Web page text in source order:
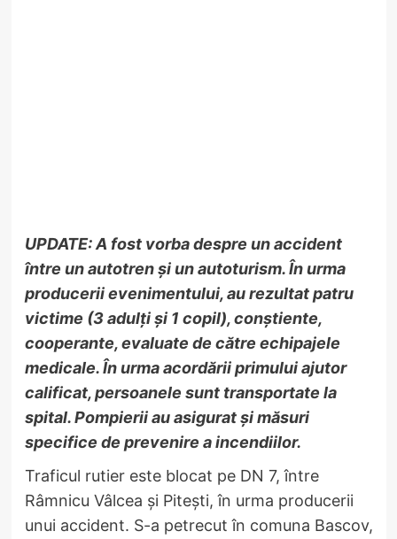
UPDATE: A fost vorba despre un accident
între un autotren și un autoturism. În urma
producerii evenimentului, au rezultat patru
victime (3 adulți și 1 copil), conștiente,
cooperante, evaluate de către echipajele
medicale. În urma acordării primului ajutor
calificat, persoanele sunt transportate la
spital. Pompierii au asigurat și măsuri
specifice de prevenire a incendiilor.
Traficul rutier este blocat pe DN 7, între
Râmnicu Vâlcea și Pitești, în urma producerii
unui accident. S-a petrecut în comuna Bascov,